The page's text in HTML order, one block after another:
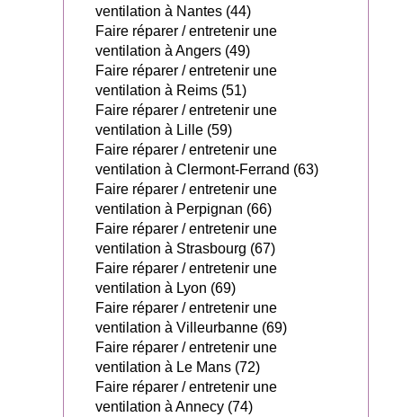
ventilation à Nantes (44)
Faire réparer / entretenir une
ventilation à Angers (49)
Faire réparer / entretenir une
ventilation à Reims (51)
Faire réparer / entretenir une
ventilation à Lille (59)
Faire réparer / entretenir une
ventilation à Clermont-Ferrand (63)
Faire réparer / entretenir une
ventilation à Perpignan (66)
Faire réparer / entretenir une
ventilation à Strasbourg (67)
Faire réparer / entretenir une
ventilation à Lyon (69)
Faire réparer / entretenir une
ventilation à Villeurbanne (69)
Faire réparer / entretenir une
ventilation à Le Mans (72)
Faire réparer / entretenir une
ventilation à Annecy (74)